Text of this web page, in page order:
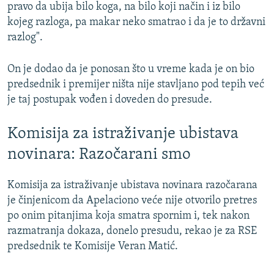
pravo da ubija bilo koga, na bilo koji način i iz bilo
kojeg razloga, pa makar neko smatrao i da je to državni
razlog".
On je dodao da je ponosan što u vreme kada je on bio
predsednik i premijer ništa nije stavljano pod tepih već
je taj postupak vođen i doveden do presude.
Komisija za istraživanje ubistava
novinara: Razočarani smo
Komisija za istraživanje ubistava novinara razočarana
je činjenicom da Apelaciono veće nije otvorilo pretres
po onim pitanjima koja smatra spornim i, tek nakon
razmatranja dokaza, donelo presudu, rekao je za RSE
predsednik te Komisije Veran Matić.